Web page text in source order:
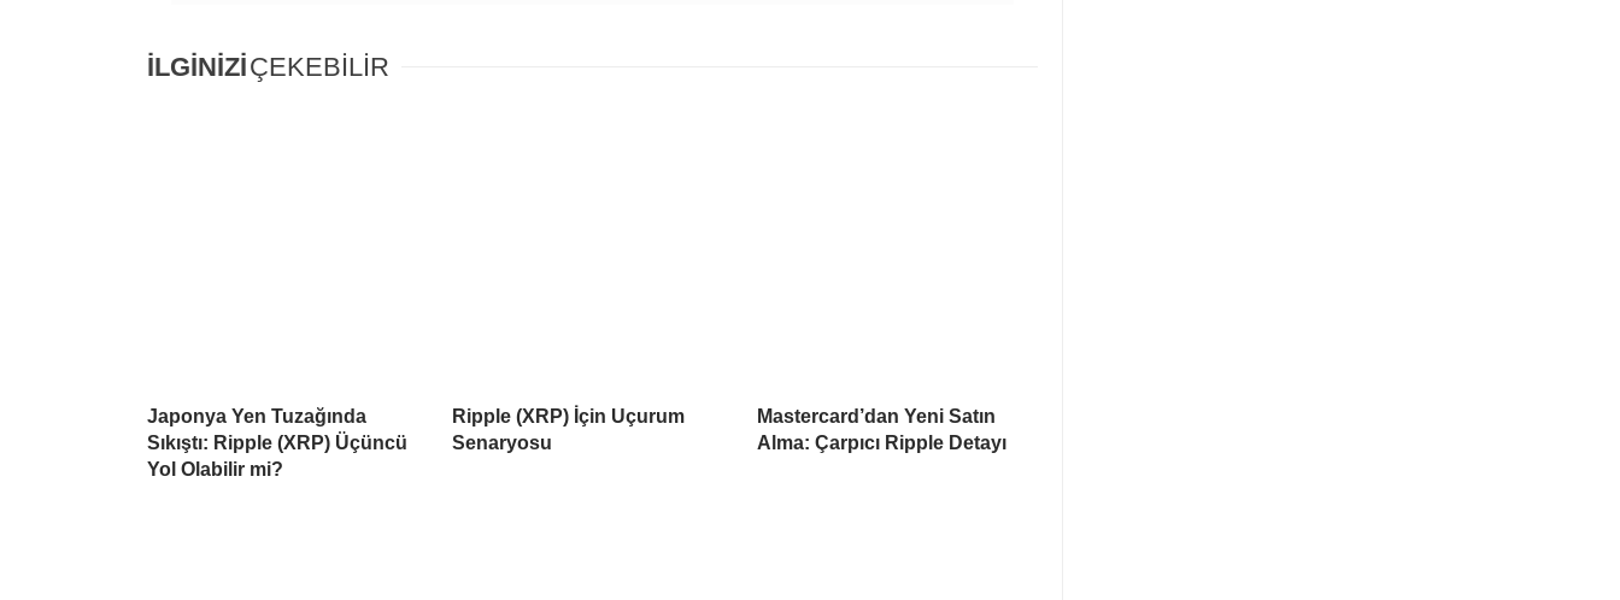
İLGİNİZİÇEKEBİLİR
Japonya Yen Tuzağında
Sıkıştı: Ripple (XRP) Üçüncü
Yol Olabilir mi?
Ripple (XRP) İçin Uçurum
Senaryosu
Mastercard’dan Yeni Satın
Alma: Çarpıcı Ripple Detayı